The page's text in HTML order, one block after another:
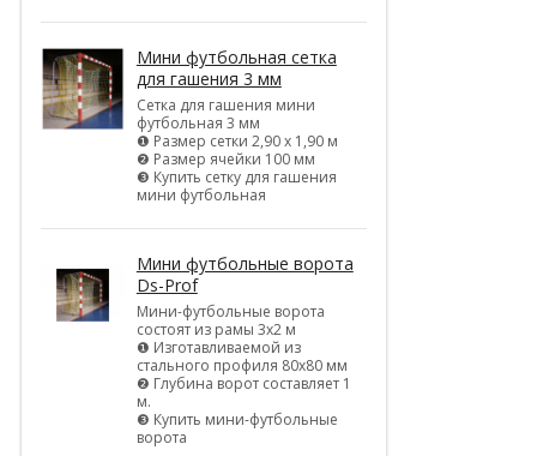
Мини футбольная сетка
для гашения 3 мм
Сетка для гашения мини
футбольная 3 мм
❶ Размер сетки 2,90 х 1,90 м
❷ Размер ячейки 100 мм
❸ Купить сетку для гашения
мини футбольная
Мини футбольные ворота
Ds-Prof
Мини-футбольные ворота
состоят из рамы 3х2 м
❶ Изготавливаемой из
стального профиля 80х80 мм
❷ Глубина ворот составляет 1
м.
❸ Купить мини-футбольные
ворота